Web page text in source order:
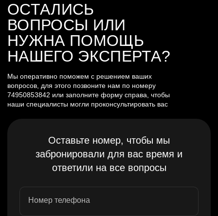
ОСТАЛИСЬ
ВОПРОСЫ ИЛИ
НУЖНА ПОМОЩЬ
НАШЕГО ЭКСПЕРТА?
Мы оперативно поможем с решением ваших
вопросов, для этого позвоните нам по номеру
74950853842 или заполните форму справа, чтобы
наши специалисты могли проконсультировать вас
Оставьте номер, чтобы мы
забронировали для вас время и
ответили на все вопросы
Номер телефона